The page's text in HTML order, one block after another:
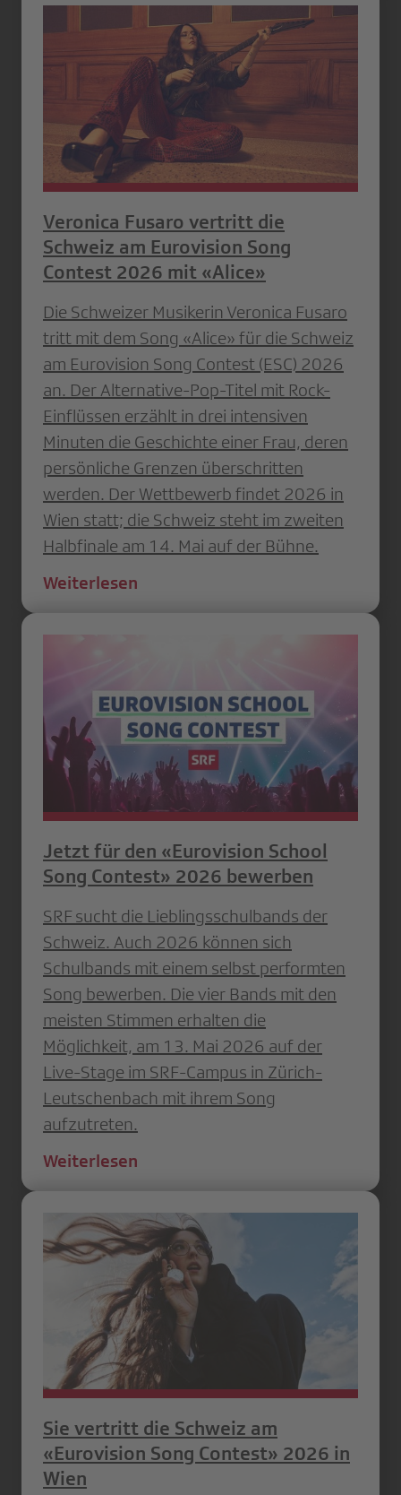
Veronica Fusaro vertritt die
Schweiz am Eurovision Song
Contest 2026 mit «Alice»
Die Schweizer Musikerin Veronica Fusaro
tritt mit dem Song «Alice» für die Schweiz
am Eurovision Song Contest (ESC) 2026
an. Der Alternative-Pop-Titel mit Rock-
Einflüssen erzählt in drei intensiven
Minuten die Geschichte einer Frau, deren
persönliche Grenzen überschritten
werden. Der Wettbewerb findet 2026 in
Wien statt; die Schweiz steht im zweiten
Halbfinale am 14. Mai auf der Bühne.
Weiterlesen
Jetzt für den «Eurovision School
Song Contest» 2026 bewerben
SRF sucht die Lieblingsschulbands der
Schweiz. Auch 2026 können sich
Schulbands mit einem selbst performten
Song bewerben. Die vier Bands mit den
meisten Stimmen erhalten die
Möglichkeit, am 13. Mai 2026 auf der
Live-Stage im SRF-Campus in Zürich-
Leutschenbach mit ihrem Song
aufzutreten.
Weiterlesen
Sie vertritt die Schweiz am
«Eurovision Song Contest» 2026 in
Wien